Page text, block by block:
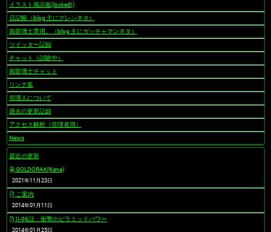
イラスト掲示板(locked!)
日記帳（blog 主にグレンネタ）
南部博士専用。（blog 主にガッチャマンネタ）
ツイッター記録
チャット（試験中）
南部博士チャット
リンク集
管理人について
過去の更新記録
アクセス解析（管理者用）
News
最近の更新
GOLDORAK(Kana)
2021年11月23日
ご案内
2014年01月11日
II-06話：衝撃のピラミッドパワー
2014年01月25日